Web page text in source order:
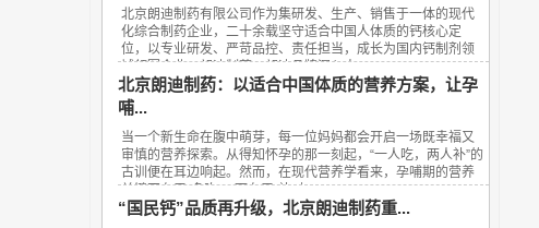
北京朗迪制药有限公司作为集研发、生产、销售于一体的现代
化综合制药企业，二十余载坚守适合中国人体质的钙核心定
位，以专业研发、严苛品控、责任担当，成长为国内钙制剂领
域领军企业，朗迪制药、朗迪品牌深入人...
北京朗迪制药：以适合中国体质的营养方案，让孕
哺...
当一个新生命在腹中萌芽，每一位妈妈都会开启一场既幸福又
审慎的营养探索。从得知怀孕的那一刻起，“一人吃，两人补”的
古训便在耳边响起。然而，在现代营养学看来，孕哺期的营养
关键不在于“多吃”，而在于“补对”。...
“国民钙”品质再升级，北京朗迪制药重...